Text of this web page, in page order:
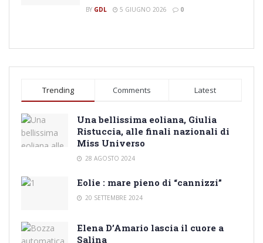
BY GDL 5 GIUGNO 2026 0
Trending Comments Latest
Una bellissima eoliana, Giulia
Ristuccia, alle finali nazionali di
Miss Universo
28 AGOSTO 2024
Eolie : mare pieno di “cannizzi”
20 SETTEMBRE 2024
Elena D’Amario lascia il cuore a
Salina